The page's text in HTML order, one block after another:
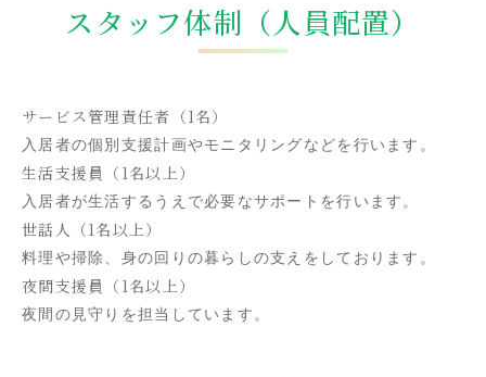
スタッフ体制 （人員配置）
サービス管理責任者 （1名）
入居者の個別支援計画やモニタリングなどを行います。
生活支援員 （1名以上）
入居者が生活するうえで必要なサポートを行います。
世話人 （1名以上）
料理や掃除、身の回りの暮らしの支えをしております。
夜間支援員 （1名以上）
夜間の見守りを担当しています。